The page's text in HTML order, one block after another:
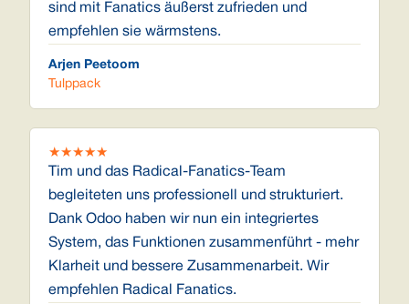
sind mit Fanatics äußerst zufrieden und
empfehlen sie wärmstens.
Arjen Peetoom
Tulppack
★★★★★
Tim und das Radical-Fanatics-Team
begleiteten uns professionell und strukturiert.
Dank Odoo haben wir nun ein integriertes
System, das Funktionen zusammenführt - mehr
Klarheit und bessere Zusammenarbeit. Wir
empfehlen Radical Fanatics.